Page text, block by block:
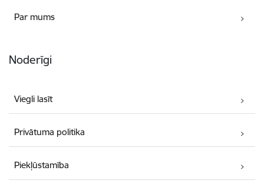
Par mums
Noderīgi
Viegli lasīt
Privātuma politika
Piekļūstamība